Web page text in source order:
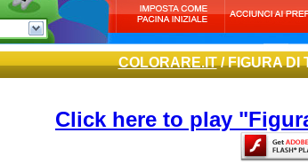
COLORARE.IT/ FIGURA DI
Click here to play